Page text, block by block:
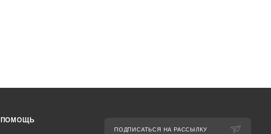
ПОМОЩЬ
ПОДПИСАТЬСЯ НА РАССЫЛКУ